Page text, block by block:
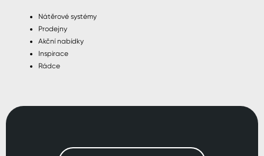
Nátěrové systémy
Prodejny
Akční nabídky
Inspirace
Rádce